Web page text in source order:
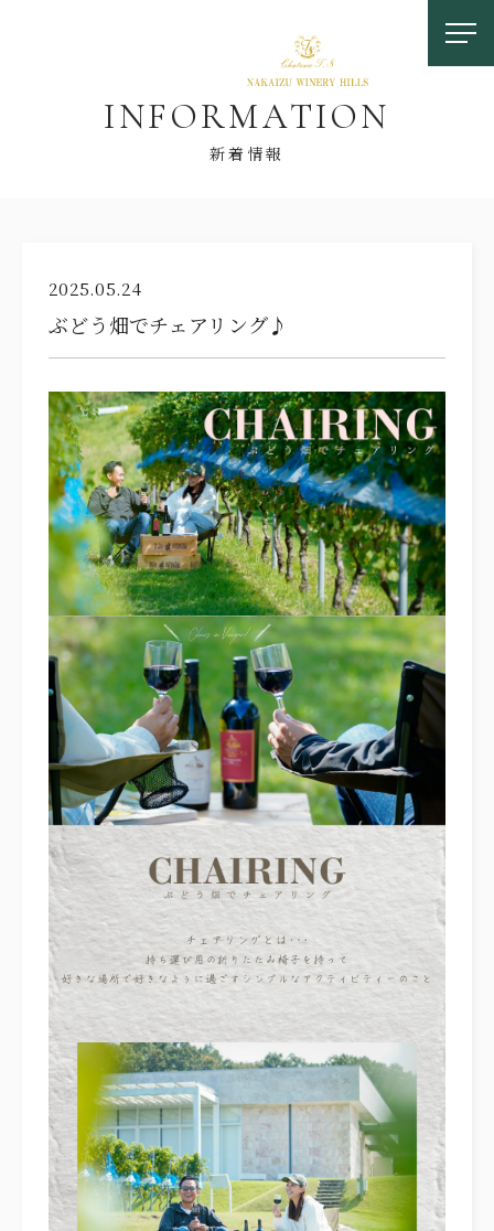
0558-83-5116
TOP
OUR FEATURES中伊豆ワイナリーの特徴
LOCATION
FREE STYLE
WITH DOG
BRIDAL FAIR 相談会
WEDDING & PHOTO PLAN
ウエディングプラン
REPORTカップルレポート
SCHEDULE 挙式の流れ
PARTY 会場
CEREMONY挙式
DRESS ドレス
ITEMS
CUISINEお料理
ACCESSアクセス
NEWSニュース
STAFF BLOGスタッフブログ
INFORMATION
新着情報
2025.05.24
ぶどう畑でチェアリング♪